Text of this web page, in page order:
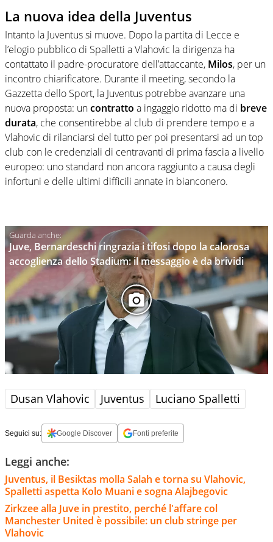
La nuova idea della Juventus
Intanto la Juventus si muove. Dopo la partita di Lecce e
l’elogio pubblico di Spalletti a Vlahovic la dirigenza ha
contattato il padre-procuratore dell’attaccante, Milos, per un
incontro chiarificatore. Durante il meeting, secondo la
Gazzetta dello Sport, la Juventus potrebbe avanzare una
nuova proposta: uncontratto a ingaggio ridotto ma di breve
durata, che consentirebbe al club di prendere tempo e a
Vlahovic di rilanciarsi del tutto per poi presentarsi ad un top
club con le credenziali di centravanti di prima fascia a livello
europeo: uno standard non ancora raggiunto a causa degli
infortuni e delle ultimi difficili annate in bianconero.
Juve, Bernardeschi ringrazia i tifosi dopo la calorosa
accoglienza dello Stadium: il messaggio è da brividi
Dusan Vlahovic Juventus Luciano Spalletti
Seguici su: Google Discover Fonti preferite
Leggi anche:
Juventus, il Besiktas molla Salah e torna su Vlahovic,
Spalletti aspetta Kolo Muani e sogna Alajbegovic
Zirkzee alla Juve in prestito, perché l'affare col
Manchester United è possibile: un club stringe per
Vlahovic